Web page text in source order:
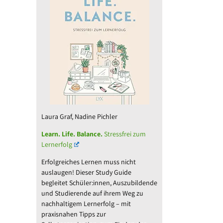
Laura Graf, Nadine Pichler
Learn. Life. Balance.Stressfrei zum
Lernerfolg
Erfolgreiches Lernen muss nicht
auslaugen! Dieser Study Guide
begleitet Schüler:innen, Auszubildende
und Studierende auf ihrem Weg zu
nachhaltigem Lernerfolg – mit
praxisnahen Tipps zur